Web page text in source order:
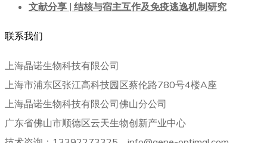
文献分享 | 结核与宿主互作及免疫逃逸机制研究
联系我们
上海晶诺生物科技有限公司
上海市浦东区张江高科技园区蔡伦路780号4楼A座
上海晶诺生物科技有限公司佛山分公司
广东省佛山市顺德区云天生物创新产业中心